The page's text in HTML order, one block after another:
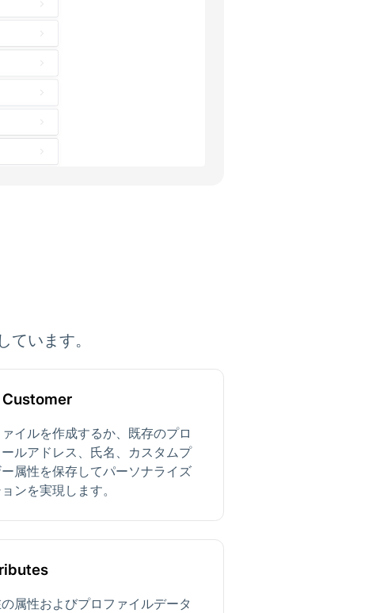
います。
イルを作成するか、既存のプロ
ルアドレス、氏名、カスタムプ
属性を保存してパーソナライズ
ンを実現します。
属性およびプロファイルデータ